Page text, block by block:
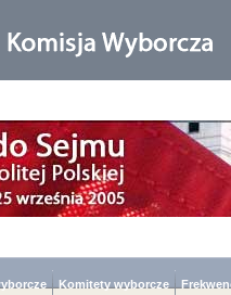
Komitety wyborcze